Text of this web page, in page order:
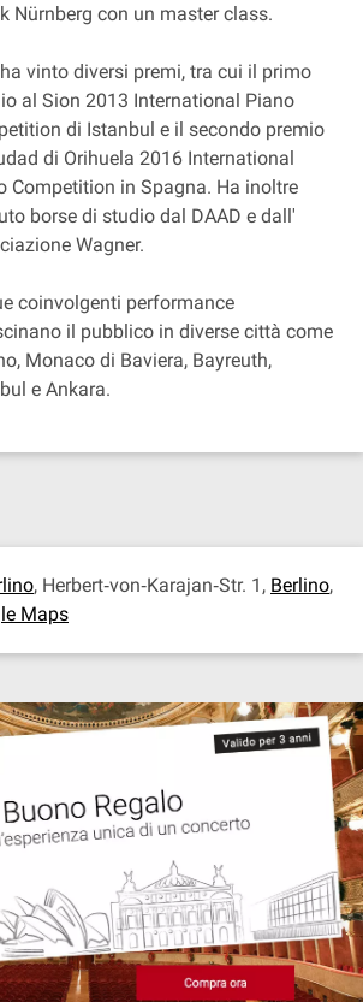
Nürnberg con un master class.
vinto diversi premi, tra cui il primo
al Sion 2013 International Piano
di Istanbul e il secondo premio
di Orihuela 2016 International
Competition in Spagna. Ha inoltre
borse di studio dal DAAD e dall'
Wagner.
coinvolgenti performance
il pubblico in diverse città come
Monaco di Baviera, Bayreuth,
e Ankara.
, Herbert‐von‐Karajan‐Str. 1, Berlino,
Maps